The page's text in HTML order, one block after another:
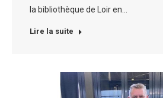
la bibliothèque de Loir en…
Lire la suite